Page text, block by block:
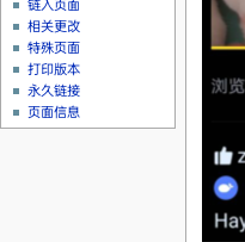
链入页面
相关更改
特殊页面
打印版本
永久链接
页面信息